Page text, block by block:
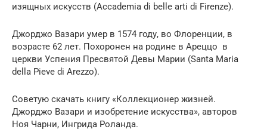
изящных искусств (Accademia di belle arti di Firenze).
Джорджо Вазари умер в 1574 году, во Флоренции, в
возрасте 62 лет. Похоронен на родине в Ареццо в
церкви Успения Пресвятой Девы Марии (Santa Maria
della Pieve di Arezzo).
Советую скачать книгу «Коллекционер жизней.
Джорджо Вазари и изобретение искусства», авторов
Ноя Чарни, Ингрида Роланда.